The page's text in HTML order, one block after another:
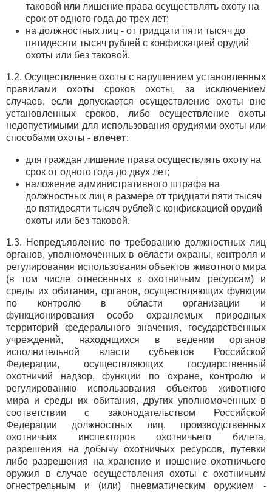
таковой или лишение права осуществлять охоту на
срок от одного года до трех лет;
на должностных лиц - от тридцати пяти тысяч до
пятидесяти тысяч рублей с конфискацией орудий
охоты или без таковой.
1.2. Осуществление охоты с нарушением установленных
правилами охоты сроков охоты, за исключением
случаев, если допускается осуществление охоты вне
установленных сроков, либо осуществление охоты
недопустимыми для использования орудиями охоты или
способами охоты - влечет:
для граждан лишение права осуществлять охоту на
срок от одного года до двух лет;
наложение административного штрафа на
должностных лиц в размере от тридцати пяти тысяч
до пятидесяти тысяч рублей с конфискацией орудий
охоты или без таковой.
1.3. Непредъявление по требованию должностных лиц
органов, уполномоченных в области охраны, контроля и
регулирования использования объектов животного мира
(в том числе отнесенных к охотничьим ресурсам) и
среды их обитания, органов, осуществляющих функции
по контролю в области организации и
функционирования особо охраняемых природных
территорий федерального значения, государственных
учреждений, находящихся в ведении органов
исполнительной власти субъектов Российской
Федерации, осуществляющих государственный
охотничий надзор, функции по охране, контролю и
регулированию использования объектов животного
мира и среды их обитания, других уполномоченных в
соответствии с законодательством Российской
Федерации должностных лиц, производственных
охотничьих инспекторов охотничьего билета,
разрешения на добычу охотничьих ресурсов, путевки
либо разрешения на хранение и ношение охотничьего
оружия в случае осуществления охоты с охотничьим
огнестрельным и (или) пневматическим оружием -